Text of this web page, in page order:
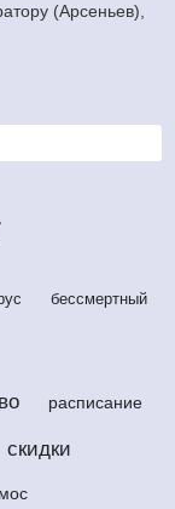
(Арсеньев),
бессмертный
расписание
скидки